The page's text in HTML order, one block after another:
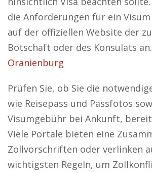
die Anforderungen für ein
auf der offiziellen Website der
Botschaft oder des Konsulats an.
Oranienburg
Prüfen Sie, ob Sie die
wie Reisepass und Passfotos
Visumgebühr bei Ankunft,
Viele Portale bieten eine
Zollvorschriften oder verlinken
wichtigsten Regeln, um